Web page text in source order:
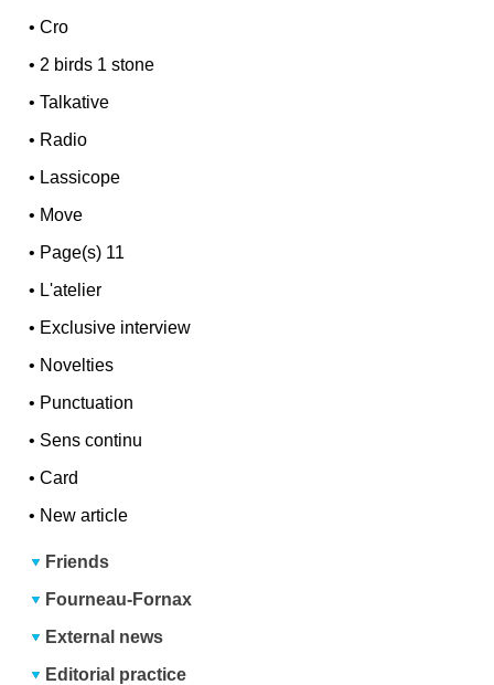
•Cro
• 2 birds 1 stone
•Talkative
• Radio
• Lassicope
• Move
• Page(s) 11
• L'atelier
• Exclusive interview
• Novelties
• Punctuation
• Sens continu
•Card
• New article
Friends
Fourneau-Fornax
External news
Editorial practice